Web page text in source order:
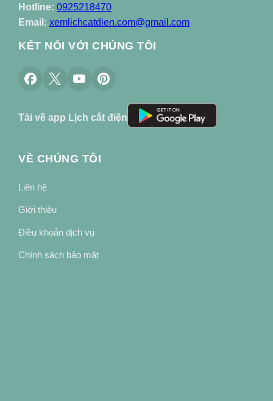
Hotline: 0925218470
Email: xemlichcatdien.com@gmail.com
KẾT NỐI VỚI CHÚNG TÔI
Tải về app Lịch cắt điện
VỀ CHÚNG TÔI
Liên hệ
Giới thiệu
Điều khoản dịch vụ
Chính sách bảo mật